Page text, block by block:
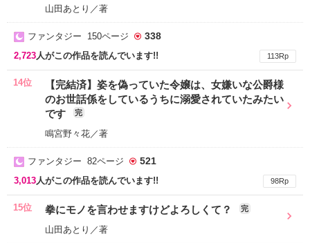
山田あとり／著
ファンタジー 150ページ 338
2,723人がこの作品を読んでいます!! 113Rp
14位
【完結済】姿を偽っていた令嬢は、女嫌いな公爵様
のお世話係をしているうちに溺愛されていたみたい
です
完
鳴宮野々花／著
ファンタジー 82ページ 521
3,013人がこの作品を読んでいます!! 98Rp
15位 拳にモノを言わせますけどよろしくて？ 完
山田あとり／著